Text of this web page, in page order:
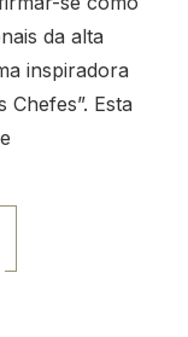
da alta
inspiradora
Chefes”. Esta